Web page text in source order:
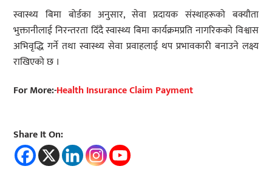
स्वास्थ्य बिमा बोर्डका अनुसार, सेवा प्रदायक संस्थाहरूको बक्यौता
भुक्तानीलाई निरन्तरता दिँदै स्वास्थ्य बिमा कार्यक्रमप्रति नागरिकको विश्वास
अभिवृद्धि गर्ने तथा स्वास्थ्य सेवा प्रवाहलाई थप प्रभावकारी बनाउने लक्ष्य
राखिएको छ ।
For More:-Health Insurance Claim Payment
Share It On: